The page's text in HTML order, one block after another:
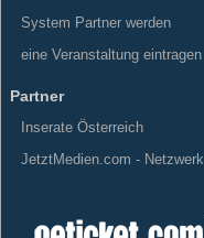
System Partner werden
eine Veranstaltung eintragen
Partner
Inserate Österreich
JetztMedien.com - Netzwerk